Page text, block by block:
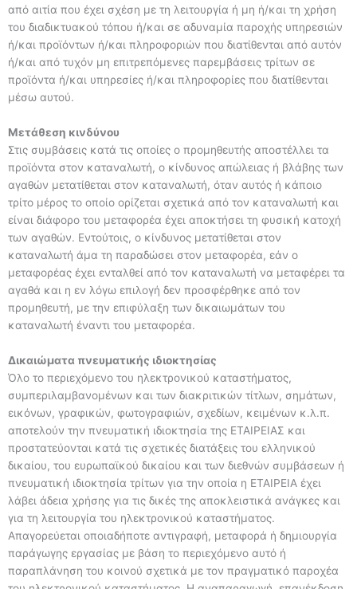
από αιτία που έχει σχέση με τη λειτουργία ή μη ή/και τη χρήση
του διαδικτυακού τόπου ή/και σε αδυναμία παροχής υπηρεσιών
ή/και προϊόντων ή/και πληροφοριών που διατίθενται από αυτόν
ή/και από τυχόν μη επιτρεπόμενες παρεμβάσεις τρίτων σε
προϊόντα ή/και υπηρεσίες ή/και πληροφορίες που διατίθενται
μέσω αυτού.
Μετάθεση κινδύνου
Στις συμβάσεις κατά τις οποίες ο προμηθευτής αποστέλλει τα
προϊόντα στον καταναλωτή, ο κίνδυνος απώλειας ή βλάβης των
αγαθών μετατίθεται στον καταναλωτή, όταν αυτός ή κάποιο
τρίτο μέρος το οποίο ορίζεται σχετικά από τον καταναλωτή και
είναι διάφορο του μεταφορέα έχει αποκτήσει τη φυσική κατοχή
των αγαθών. Εντούτοις, ο κίνδυνος μετατίθεται στον
καταναλωτή άμα τη παραδώσει στον μεταφορέα, εάν ο
μεταφορέας έχει ενταλθεί από τον καταναλωτή να μεταφέρει τα
αγαθά και η εν λόγω επιλογή δεν προσφέρθηκε από τον
προμηθευτή, με την επιφύλαξη των δικαιωμάτων του
καταναλωτή έναντι του μεταφορέα.
Δικαιώματα πνευματικής ιδιοκτησίας
Όλο το περιεχόμενο του ηλεκτρονικού καταστήματος,
συμπεριλαμβανομένων και των διακριτικών τίτλων, σημάτων,
εικόνων, γραφικών, φωτογραφιών, σχεδίων, κειμένων κ.λ.π.
αποτελούν την πνευματική ιδιοκτησία της ΕΤΑΙΡΕΙΑΣ και
προστατεύονται κατά τις σχετικές διατάξεις του ελληνικού
δικαίου, του ευρωπαϊκού δικαίου και των διεθνών συμβάσεων ή
πνευματική ιδιοκτησία τρίτων για την οποία η ΕΤΑΙΡΕΙΑ έχει
λάβει άδεια χρήσης για τις δικές της αποκλειστικά ανάγκες και
για τη λειτουργία του ηλεκτρονικού καταστήματος.
Απαγορεύεται οποιαδήποτε αντιγραφή, μεταφορά ή δημιουργία
παράγωγης εργασίας με βάση το περιεχόμενο αυτό ή
παραπλάνηση του κοινού σχετικά με τον πραγματικό παροχέα